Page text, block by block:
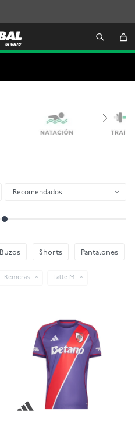
Recomendados
Buzos Shorts Pantalones
Remeras Talle M